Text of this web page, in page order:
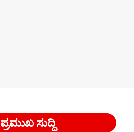
ಪ್ರಮುಖ ಸುದ್ದಿ